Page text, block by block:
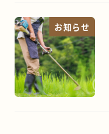
お知らせ